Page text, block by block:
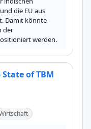
die EU aus
Damit könnte
der
werden.
of TBM